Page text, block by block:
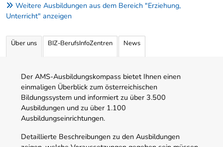
Weitere Ausbildungen aus dem Bereich "Erziehung,
Unterricht" anzeigen
Über uns BIZ-BerufsInfoZentren News
Der AMS-Ausbildungskompass bietet Ihnen einen
einmaligen Überblick zum österreichischen
Bildungssystem und informiert zu über 3.500
Ausbildungen und zu über 1.100
Ausbildungseinrichtungen.
Detaillierte Beschreibungen zu den Ausbildungen